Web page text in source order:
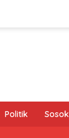
Politik Sosok